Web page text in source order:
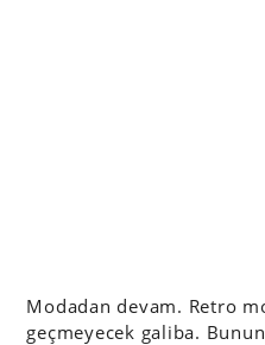
Modadan devam. Retro
geçmeyecek galiba.